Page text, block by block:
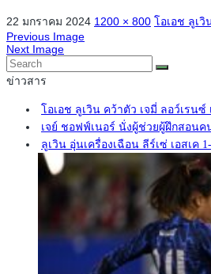
22 มกราคม 2024 1200 × 800 โอเอช ลูเวิ
Previous Image
Next Image
ข่าวสาร
โอเอช ลูเวิน คว้าตัว เจมี่ ลอว์เรนซ์
เจย์ ชอฟฟ์เนอร์ นั่งผู้ช่วยผู้ฝึกสอนค
ลูเวิน อุ่นเครื่องเฉือน ลีร์เซ่ เอสเค